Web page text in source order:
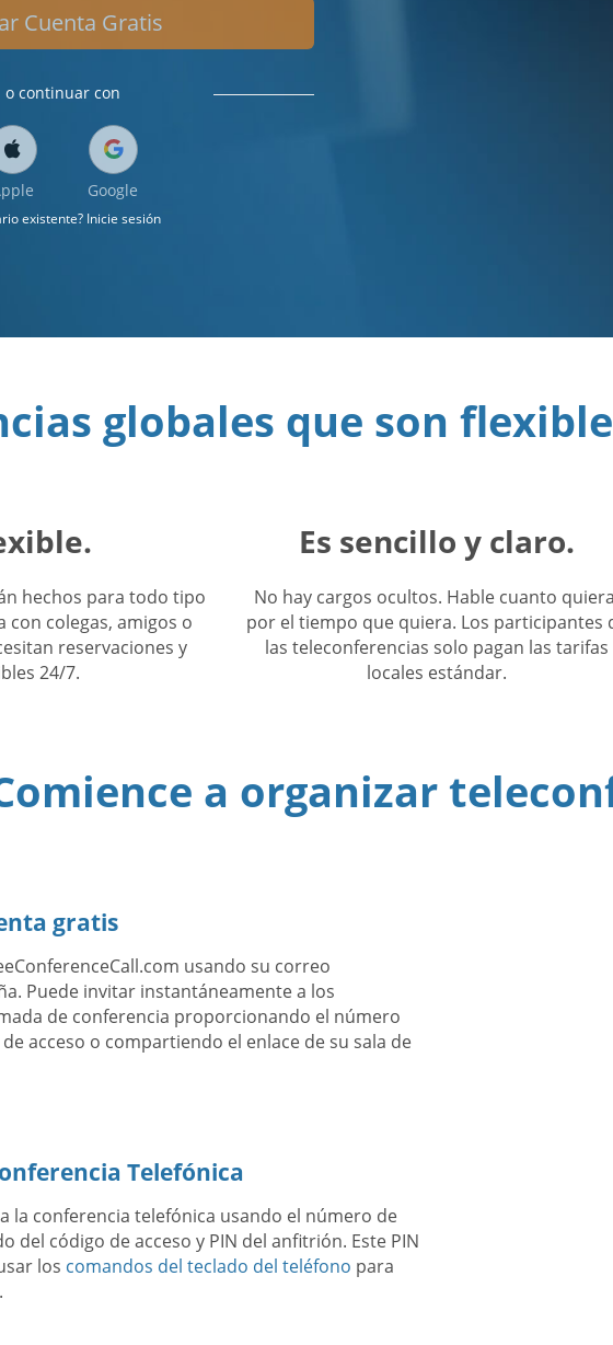
Cuenta Gratis
o continuar con
Google
existente? Inicie sesión
globales que son
hechos para todo tipo
con colegas, amigos o
reservaciones y
24/7.
Es sencillo y claro.
No hay cargos ocultos. Hable cuanto
por el tiempo que quiera. Los participantes
las teleconferencias solo pagan las tarifas
locales estándar.
a organizar
gratis
usando su correo
Puede invitar instantáneamente a los
de conferencia proporcionando el número
acceso o compartiendo el enlace de su sala de
Telefónica
la conferencia telefónica usando el número de
del código de acceso y PIN del anfitrión. Este PIN
los comandos del teclado del teléfono para